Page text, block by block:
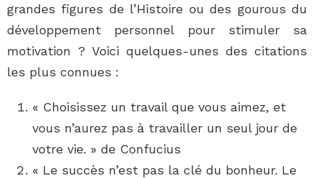
grandes figures de l’Histoire ou des gourous du
développement personnel pour stimuler sa
motivation ? Voici quelques-unes des citations
les plus connues :
« Choisissez un travail que vous aimez, et
vous n’aurez pas à travailler un seul jour de
votre vie. » de Confucius
« Le succès n’est pas la clé du bonheur. Le